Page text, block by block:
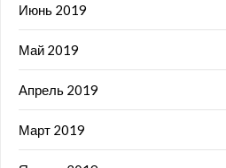
Июнь 2019
Май 2019
Апрель 2019
Март 2019